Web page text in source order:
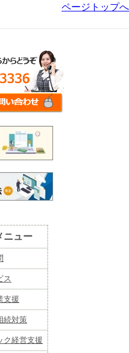
ページトップへ
ニュー
ス
支援
続対策
ク経営支援